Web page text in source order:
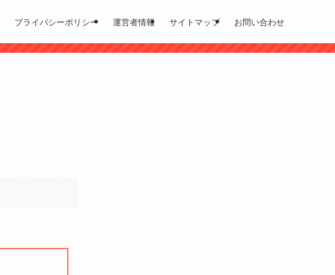
プライバシーポリシー 運営者情報 サイトマップ お問い合わせ